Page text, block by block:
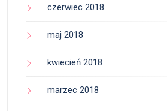
czerwiec 2018
maj 2018
kwiecień 2018
marzec 2018